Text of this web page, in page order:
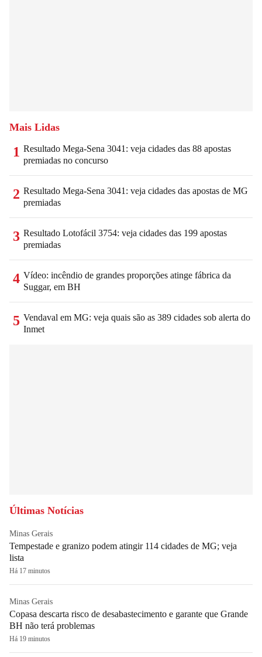
Mais Lidas
1 Resultado Mega-Sena 3041: veja cidades das 88 apostas
premiadas no concurso
2 Resultado Mega-Sena 3041: veja cidades das apostas de MG
premiadas
3 Resultado Lotofácil 3754: veja cidades das 199 apostas
premiadas
4 Vídeo: incêndio de grandes proporções atinge fábrica da
Suggar, em BH
5 Vendaval em MG: veja quais são as 389 cidades sob alerta do
Inmet
Últimas Notícias
Minas Gerais
Tempestade e granizo podem atingir 114 cidades de MG; veja
lista
Há 17 minutos
Minas Gerais
Copasa descarta risco de desabastecimento e garante que Grande
BH não terá problemas
Há 19 minutos